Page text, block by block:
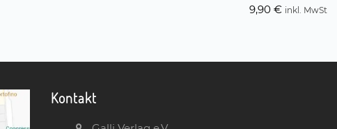
9,90 € inkl. MwSt
Kontakt